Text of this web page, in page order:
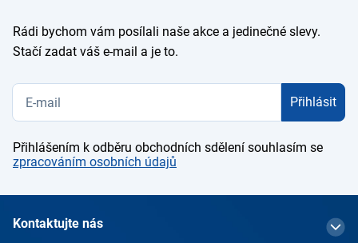
Rádi bychom vám posílali naše akce a jedinečné slevy.
Stačí zadat váš e-mail a je to.
Přihlásit
Přihlášením k odběru obchodních sdělení souhlasím se
zpracováním osobních údajů
Kontaktujte nás